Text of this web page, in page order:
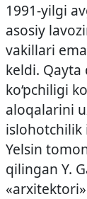
1991-yilgi
asosiy
vakillari
keldi.
ko‘pchiligi
aloqalarini
islohotchilik
Yelsin
qilingan Y.
«arxitektori»